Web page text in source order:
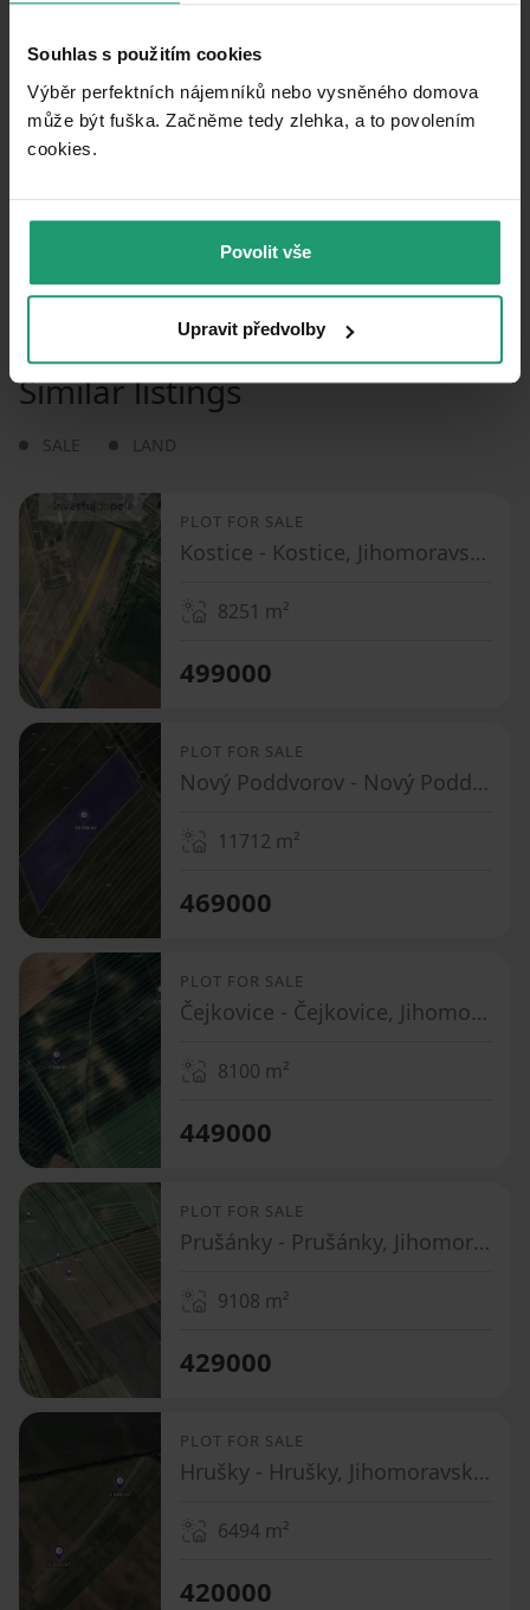
Souhlas s použitím cookies
Výběr perfektních nájemníků nebo vysněného domova
může být fuška. Začněme tedy zlehka, a to povolením
cookies.​
Povolit vše
Upravit předvolby
Playground
Dětské hřiště Lůčky
Similar listings
SALE LAND
PLOT FOR SALE
Kostice - Kostice, Jihomoravský Region
8251 m²
499000
PLOT FOR SALE
Nový Poddvorov - Nový Poddvorov, Jihomoravský Region
11712 m²
469000
PLOT FOR SALE
Čejkovice - Čejkovice, Jihomoravský Region
8100 m²
449000
PLOT FOR SALE
Prušánky - Prušánky, Jihomoravský Region
9108 m²
429000
PLOT FOR SALE
Hrušky - Hrušky, Jihomoravský Region
6494 m²
420000